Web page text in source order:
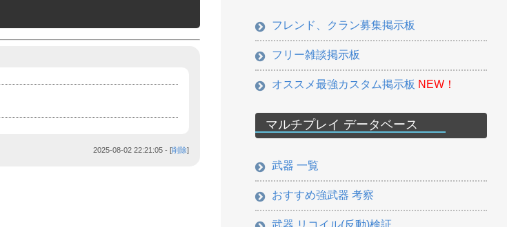
2025-08-02 22:21:05 - [削除]
フレンド、クラン募集掲示板
フリー雑談掲示板
オススメ最強カスタム掲示板 NEW！
マルチプレイ データベース
武器 一覧
おすすめ強武器 考察
武器 リコイル(反動)検証